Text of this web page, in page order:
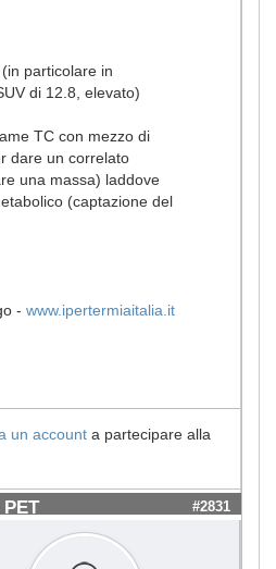
particolare in
di 12.8, elevato)
TC con mezzo di
dare un correlato
una massa) laddove
(captazione del
- www.ipertermiaitalia.it
un account a partecipare alla
#2831